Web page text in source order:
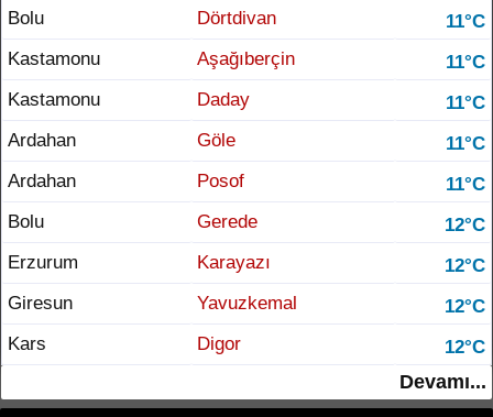
Bolu
Dörtdivan
11°C
Kastamonu
Aşağıberçin
11°C
Kastamonu
Daday
11°C
Ardahan
Göle
11°C
Ardahan
Posof
11°C
Bolu
Gerede
12°C
Erzurum
Karayazı
12°C
Giresun
Yavuzkemal
12°C
Kars
Digor 12°C
Devamı...